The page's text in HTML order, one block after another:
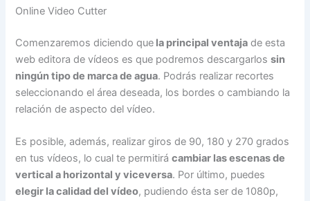
Online Video Cutter
Comenzaremos diciendo que la principal ventaja de esta
web editora de vídeos es que podremos descargarlossin
ningún tipo de marca de agua. Podrás realizar recortes
seleccionando el área deseada, los bordes o cambiando la
relación de aspecto del vídeo.
Es posible, además, realizar giros de 90, 180 y 270 grados
en tus vídeos, lo cual te permitirácambiar las escenas de
vertical a horizontal y viceversa. Por último, puedes
elegir la calidad del vídeo, pudiendo ésta ser de 1080p,